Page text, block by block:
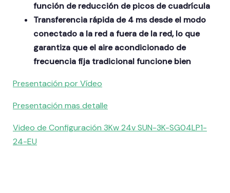
función de reducción de picos de cuadrícula
Transferencia rápida de 4 ms desde el modo
conectado a la red a fuera de la red, lo que
garantiza que el aire acondicionado de
frecuencia fija tradicional funcione bien
Presentación por Vídeo
Presentación mas detalle
Video de Configuración 3Kw 24v SUN-3K-SG04LP1-
24-EU